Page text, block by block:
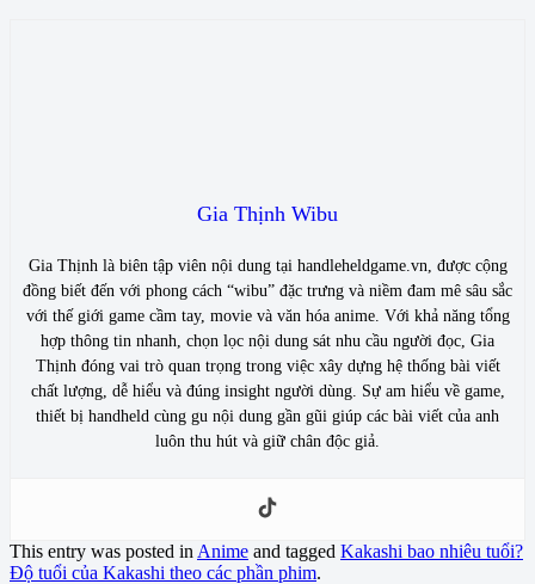
Gia Thịnh Wibu
Gia Thịnh là biên tập viên nội dung tại handleheldgame.vn, được cộng
đồng biết đến với phong cách “wibu” đặc trưng và niềm đam mê sâu sắc
với thế giới game cầm tay, movie và văn hóa anime. Với khả năng tổng
hợp thông tin nhanh, chọn lọc nội dung sát nhu cầu người đọc, Gia
Thịnh đóng vai trò quan trọng trong việc xây dựng hệ thống bài viết
chất lượng, dễ hiểu và đúng insight người dùng. Sự am hiểu về game,
thiết bị handheld cùng gu nội dung gần gũi giúp các bài viết của anh
luôn thu hút và giữ chân độc giả.
This entry was posted in Anime and tagged Kakashi bao nhiêu tuổi?
Độ tuổi của Kakashi theo các phần phim.